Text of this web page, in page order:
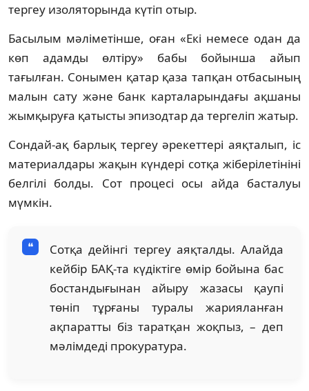
тергеу изоляторында күтіп отыр.
Басылым мәліметінше, оған «Екі немесе одан да
көп адамды өлтіру» бабы бойынша айып
тағылған. Сонымен қатар қаза тапқан отбасының
малын сату және банк карталарындағы ақшаны
жымқыруға қатысты эпизодтар да тергеліп жатыр.
Сондай-ақ барлық тергеу әрекеттері аяқталып, іс
материалдары жақын күндері сотқа жіберілетініні
белгілі болды. Сот процесі осы айда басталуы
мүмкін.
Сотқа дейінгі тергеу аяқталды. Алайда
кейбір БАҚ-та күдіктіге өмір бойына бас
бостандығынан айыру жазасы қаупі
төніп тұрғаны туралы жарияланған
ақпаратты біз таратқан жоқпыз, – деп
мәлімдеді прокуратура.